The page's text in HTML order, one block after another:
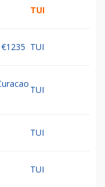
TUI
TUI
TUI
TUI
TUI